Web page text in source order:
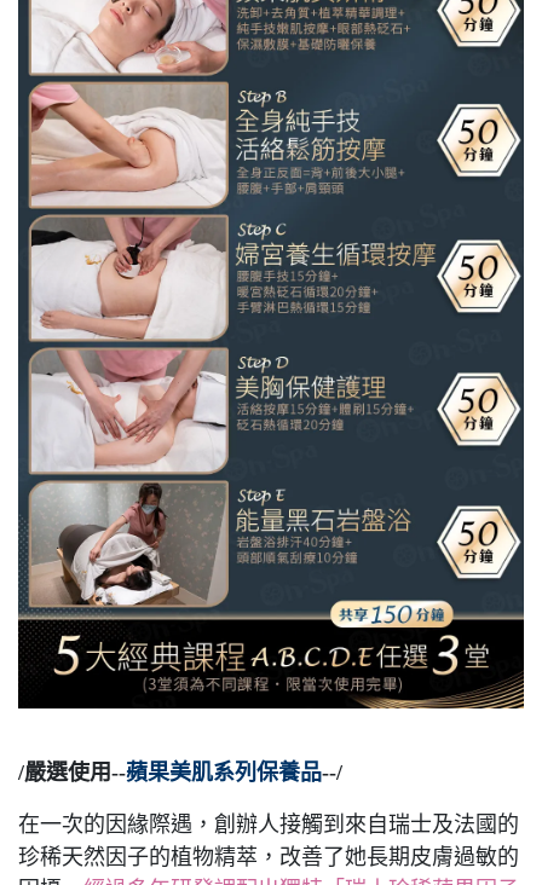
/嚴選使用--蘋果美肌系列保養品--/
在一次的因緣際遇，創辦人接觸到來自瑞士及法國的
珍稀天然因子的植物精萃，改善了她長期皮膚過敏的